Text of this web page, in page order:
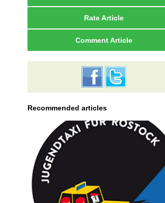
Rate Article
Comment Article
Recommended articles